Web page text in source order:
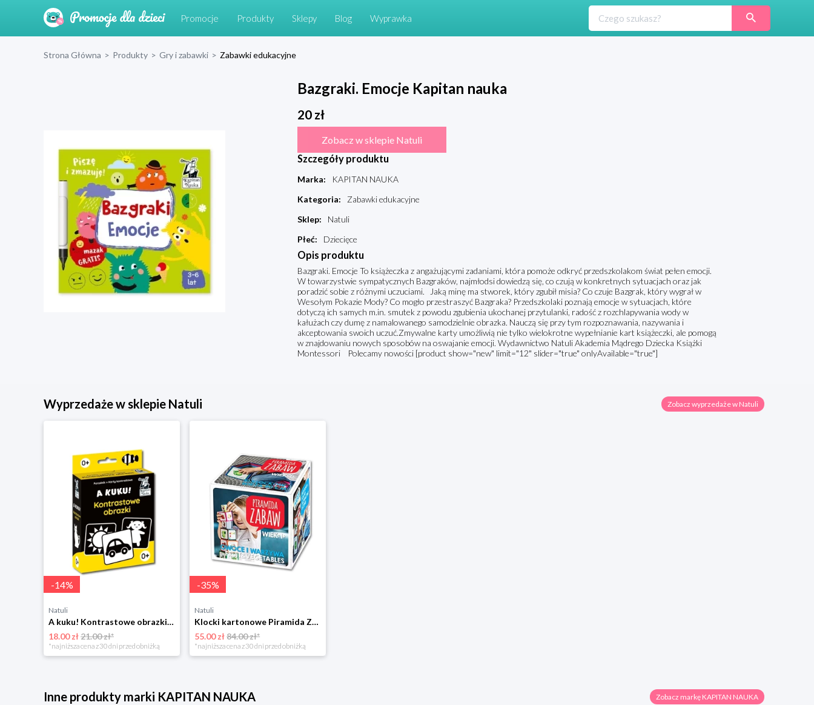
Promocje Produkty Sklepy Blog Wyprawka
Strona Główna > Produkty > Gry i zabawki > Zabawki edukacyjne
Bazgraki. Emocje Kapitan nauka
20zł
Zobacz w sklepie Natuli
Szczegóły produktu
Marka:
KAPITAN NAUKA
Kategoria:
Zabawki edukacyjne
Sklep:
Natuli
Płeć: Dziecięce
Opis produktu
Bazgraki. Emocje To książeczka z angażującymi zadaniami, która pomoże odkryć przedszkolakom świat pełen emocji.
W towarzystwie sympatycznych Bazgraków, najmłodsi dowiedzą się, co czują w konkretnych sytuacjach oraz jak
poradzić sobie z różnymi uczuciami. Jaką minę ma stworek, który zgubił misia? Co czuje Bazgrak, który wygrał w
Wesołym Pokazie Mody? Co mogło przestraszyć Bazgraka? Przedszkolaki poznają emocje w sytuacjach, które
dotyczą ich samych m.in. smutek z powodu zgubienia ukochanej przytulanki, radość z rozchlapywania wody w
kałużach czy dumę z namalowanego samodzielnie obrazka. Nauczą się przy tym rozpoznawania, nazywania i
akceptowania swoich uczuć.Zmywalne karty umożliwią nie tylko wielokrotne wypełnianie kart książeczki, ale pomogą
w znajdowaniu nowych sposobów na oswajanie emocji. Wydawnictwo Natuli Akademia Mądrego Dziecka Książki
Montessori Polecamy nowości [product show="new" limit="12" slider="true" onlyAvailable="true"]
Wyprzedaże w sklepie Natuli Zobacz wyprzedaże w Natuli
-14%
Natuli
A kuku! Kontrastowe obrazki. Karty kontrastowe + poradnik 0+ Edgard
18.00 zł21.00 zł*
*najniższa cena z 30 dni przed obniżką
-35%
Natuli
Klocki kartonowe Piramida Zabaw. Owoce i Warzywa Piramida zabaw
55.00 zł84.00 zł*
*najniższa cena z 30 dni przed obniżką
Inne produkty marki KAPITAN NAUKA Zobacz markę KAPITAN NAUKA